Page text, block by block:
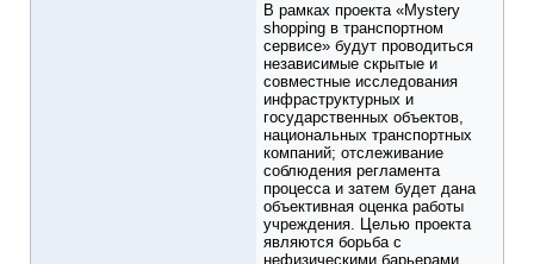
В рамках проекта «Mystery
shopping в транспортном
сервисе» будут проводиться
независимые скрытые и
совместные исследования
инфраструктурных и
государственных объектов,
национальных транспортных
компаний; отслеживание
соблюдения регламента
процесса и затем будет дана
объективная оценка работы
учреждения. Целью проекта
являются борьба с
нефизическими барьерами,